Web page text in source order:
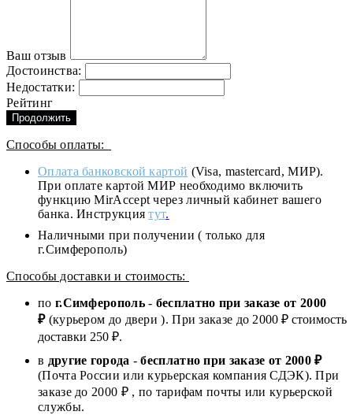
Ваш отзыв
Достоинства:
Недостатки:
Рейтинг
Продолжить
Способы оплаты:
Оплата банковской картой (Visa, mastercard, МИР).
При оплате картой МИР необходимо включить
функцию MirAccept через личный кабинет вашего
банка. Инструкциятут.
Наличными при получении ( только для
г.Симферополь)
Способы доставки и стоимость:
по г.Симферополь- бесплатно при заказе от 2000
₽(курьером до двери ). При заказе до 2000 ₽ стоимость
доставки 250 ₽.
в другие города -бесплатно при заказе от 2000 ₽
(Почта России или курьерская компания СДЭК). При
заказе до 2000 ₽ , по тарифам почты или курьерской
службы.